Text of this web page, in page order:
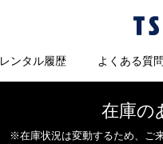
レンタル履歴 よくある質問
在庫の
※在庫状況は変動するため、 ご